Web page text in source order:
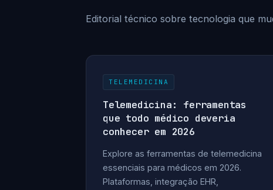
Editorial técnico sobre tecnologia que
TELEMEDICINA
Telemedicina: ferramentas
que todo médico deveria
conhecer em 2026
Explore as ferramentas de telemedicina
essenciais para médicos em 2026.
Plataformas, integração EHR,